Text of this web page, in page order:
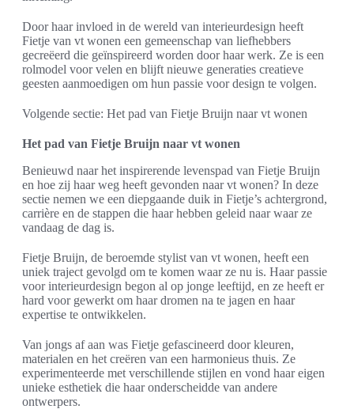
Door haar invloed in de wereld van interieurdesign heeft
Fietje van vt wonen een gemeenschap van liefhebbers
gecreëerd die geïnspireerd worden door haar werk. Ze is een
rolmodel voor velen en blijft nieuwe generaties creatieve
geesten aanmoedigen om hun passie voor design te volgen.
Volgende sectie: Het pad van Fietje Bruijn naar vt wonen
Het pad van Fietje Bruijn naar vt wonen
Benieuwd naar het inspirerende levenspad van Fietje Bruijn
en hoe zij haar weg heeft gevonden naar vt wonen? In deze
sectie nemen we een diepgaande duik in Fietje’s achtergrond,
carrière en de stappen die haar hebben geleid naar waar ze
vandaag de dag is.
Fietje Bruijn, de beroemde stylist van vt wonen, heeft een
uniek traject gevolgd om te komen waar ze nu is. Haar passie
voor interieurdesign begon al op jonge leeftijd, en ze heeft er
hard voor gewerkt om haar dromen na te jagen en haar
expertise te ontwikkelen.
Van jongs af aan was Fietje gefascineerd door kleuren,
materialen en het creëren van een harmonieus thuis. Ze
experimenteerde met verschillende stijlen en vond haar eigen
unieke esthetiek die haar onderscheidde van andere
ontwerpers.